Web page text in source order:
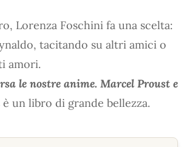
Lorenza Foschini fa una scelta:
tacitando su altri amici o
amori.
le nostre anime. Marcel Proust e
è un libro di grande bellezza.